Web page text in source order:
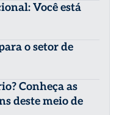
Você está
o setor de
Conheça as
deste meio de